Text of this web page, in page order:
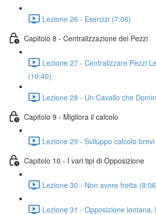
Lezione 26 - Esercizi (7:06)
Capitolo 8 - Centralizzazione dei Pezzi
Lezione 27 - Centralizzare Pezzi
(10:40)
Lezione 28 - Un Cavallo che
Capitolo 9 - Migliora il calcolo
Lezione 29 - Sviluppo calcolo
Capitolo 10 - I vari tipi di Opposizione
Lezione 30 - Non avere fretta
Lezione 31 - Opposizione